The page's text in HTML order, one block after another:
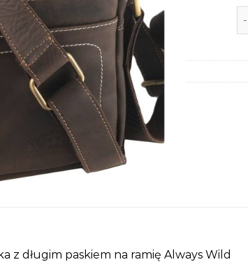
z długim paskiem na ramię Always Wild